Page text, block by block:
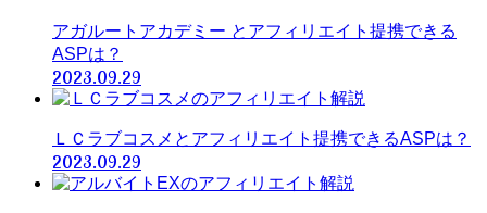
アガルートアカデミー とアフィリエイト提携できる
ASPは？
2023.09.29
ＬＣラブコスメとアフィリエイト提携できるASPは？
2023.09.29